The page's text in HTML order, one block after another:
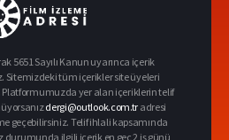
5651 Sayılı Kanun uyarınca içerik
Sitemizdeki tüm içerikler site üyeleri
yer alan içeriklerin telif
dergi@outlook.com.tr adresi
geçebilirsiniz. Telif ihlali kapsamında
ilgili içerik en geç 2 iş günü